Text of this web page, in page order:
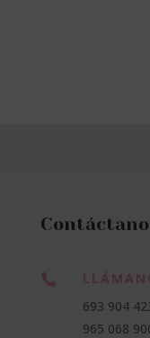

693 904
965 068